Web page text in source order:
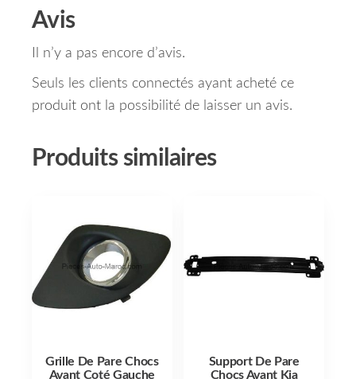
Avis
Il n’y a pas encore d’avis.
Seuls les clients connectés ayant acheté ce
produit ont la possibilité de laisser un avis.
Produits similaires
Grille De Pare Chocs
Avant Coté Gauche
Support De Pare
Chocs Avant Kia